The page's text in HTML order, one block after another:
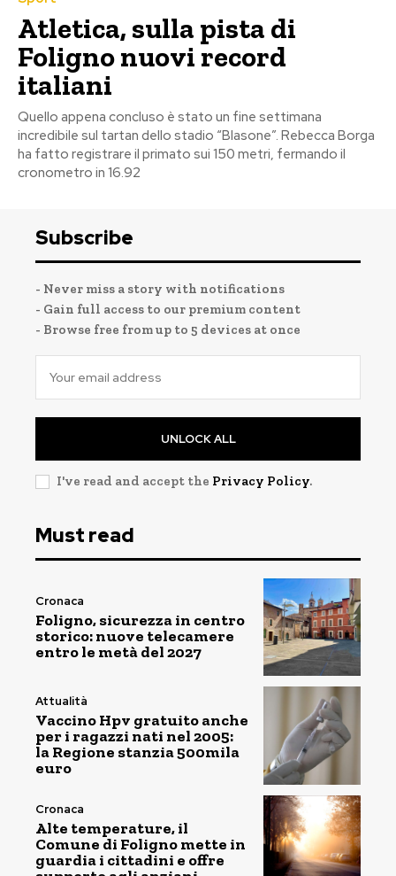
Atletica, sulla pista di
Foligno nuovi record
italiani
Quello appena concluso è stato un fine settimana
incredibile sul tartan dello stadio “Blasone”. Rebecca Borga
ha fatto registrare il primato sui 150 metri, fermando il
cronometro in 16.92
Subscribe
- Never miss a story with notifications
- Gain full access to our premium content
- Browse free from up to 5 devices at once
UNLOCK ALL
I've read and accept the Privacy Policy.
Must read
Cronaca
Foligno, sicurezza in centro
storico: nuove telecamere
entro le metà del 2027
Attualità
Vaccino Hpv gratuito anche
per i ragazzi nati nel 2005:
la Regione stanzia 500mila
euro
Cronaca
Alte temperature, il
Comune di Foligno mette in
guardia i cittadini e offre